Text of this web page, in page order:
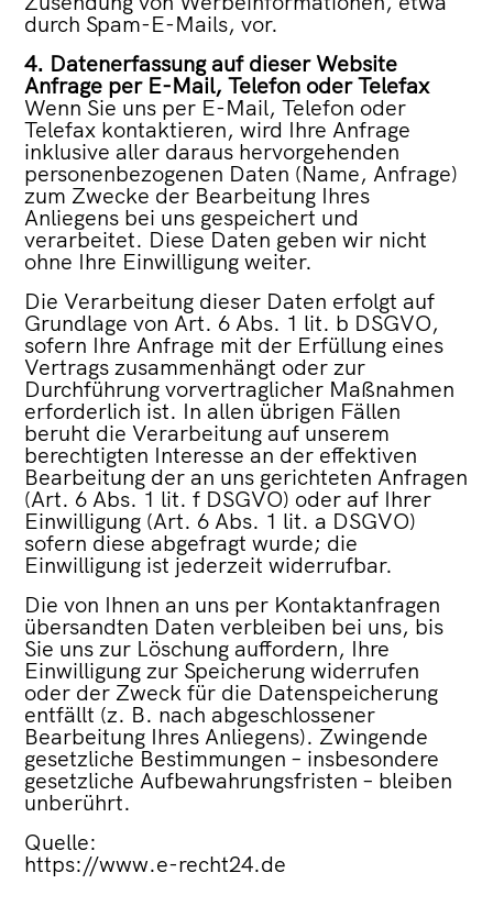
durch Spam-E-Mails, vor.
4. Datenerfassung auf dieser Website
Anfrage per E-Mail, Telefon oder Telefax
Wenn Sie uns per E-Mail, Telefon oder
Telefax kontaktieren, wird Ihre Anfrage
inklusive aller daraus hervorgehenden
personenbezogenen Daten (Name, Anfrage)
zum Zwecke der Bearbeitung Ihres
Anliegens bei uns gespeichert und
verarbeitet. Diese Daten geben wir nicht
ohne Ihre Einwilligung weiter.
Die Verarbeitung dieser Daten erfolgt auf
Grundlage von Art. 6 Abs. 1 lit. b DSGVO,
sofern Ihre Anfrage mit der Erfüllung eines
Vertrags zusammenhängt oder zur
Durchführung vorvertraglicher Maßnahmen
erforderlich ist. In allen übrigen Fällen
beruht die Verarbeitung auf unserem
berechtigten Interesse an der effektiven
Bearbeitung der an uns gerichteten Anfragen
(Art. 6 Abs. 1 lit. f DSGVO) oder auf Ihrer
Einwilligung (Art. 6 Abs. 1 lit. a DSGVO)
sofern diese abgefragt wurde; die
Einwilligung ist jederzeit widerrufbar.
Die von Ihnen an uns per Kontaktanfragen
übersandten Daten verbleiben bei uns, bis
Sie uns zur Löschung auffordern, Ihre
Einwilligung zur Speicherung widerrufen
oder der Zweck für die Datenspeicherung
entfällt (z. B. nach abgeschlossener
Bearbeitung Ihres Anliegens). Zwingende
gesetzliche Bestimmungen – insbesondere
gesetzliche Aufbewahrungsfristen – bleiben
unberührt.
Quelle:
https://www.e-recht24.de